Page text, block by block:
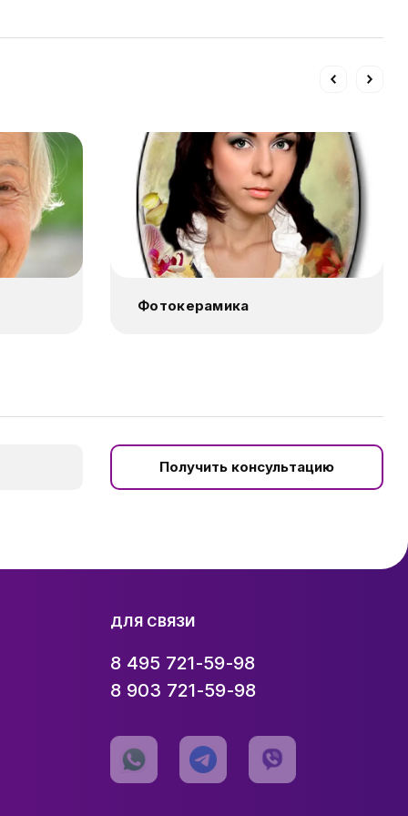
Фотокерамика
Получить консультацию
ДЛЯ СВЯЗИ
8 495 721-59-98
8 903 721-59-98